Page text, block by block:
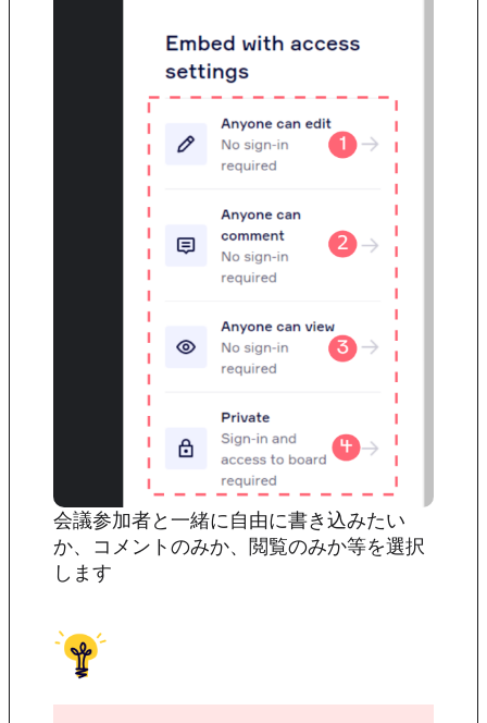
会議参加者と一緒に自由に書き込みたい
か、コメントのみか、閲覧のみか等を選択
します